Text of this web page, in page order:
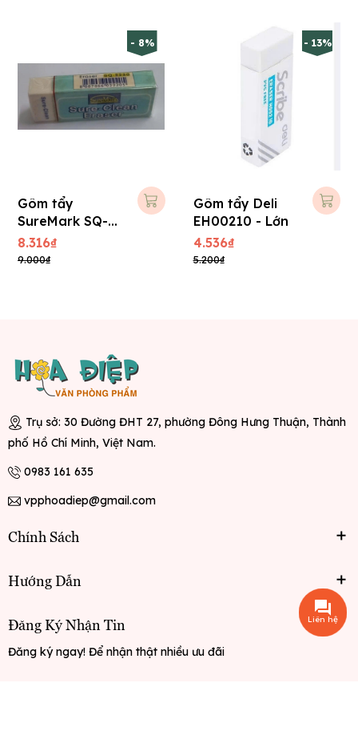
- 8%
Gôm tẩy
SureMark SQ-
2220 - Lớn
8.316₫
9.000₫
- 13%
Gôm tẩy Deli
EH00210 - Lớn
4.536₫
5.200₫
Trụ sở: 30 Đường ĐHT 27, phường Đông Hưng Thuận, Thành
phố Hồ Chí Minh, Việt Nam.
0983 161 635
vpphoadiep@gmail.com
Chính Sách
Hướng Dẫn
Đăng Ký Nhận Tin
Đăng ký ngay! Để nhận thật nhiều ưu đãi
Liên hệ